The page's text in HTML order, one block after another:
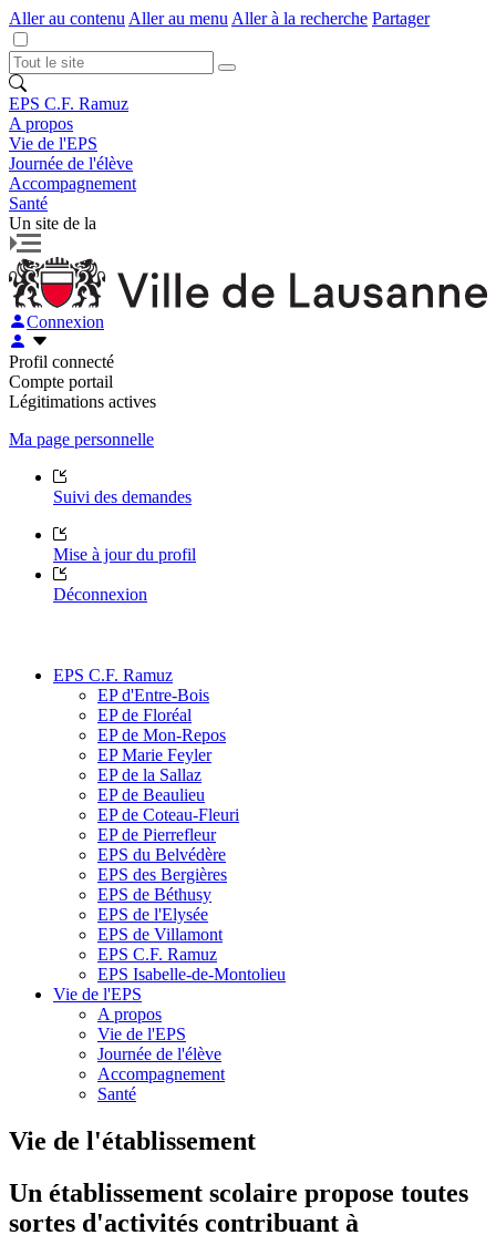
Aller au contenu Aller au menu Aller à la recherche Partager
EPS C.F. Ramuz
A propos
Vie de l'EPS
Journée de l'élève
Accompagnement
Santé
Un site de la
Connexion
Profil connecté
Compte portail
Légitimations actives
Ma page personnelle
Suivi des demandes
Mise à jour du profil
Déconnexion
EPS C.F. Ramuz
EP d'Entre-Bois
EP de Floréal
EP de Mon-Repos
EP Marie Feyler
EP de la Sallaz
EP de Beaulieu
EP de Coteau-Fleuri
EP de Pierrefleur
EPS du Belvédère
EPS des Bergières
EPS de Béthusy
EPS de l'Elysée
EPS de Villamont
EPS C.F. Ramuz
EPS Isabelle-de-Montolieu
Vie de l'EPS
A propos
Vie de l'EPS
Journée de l'élève
Accompagnement
Santé
Vie de l'établissement
Un établissement scolaire propose toutes
sortes d'activités contribuant à